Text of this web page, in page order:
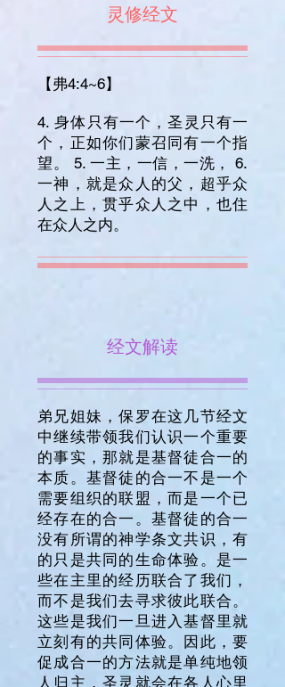
灵修经文
【弗4:4~6】
4. 身体只有一个，圣灵只有一
个，正如你们蒙召同有一个指
望。 5. 一主，一信，一洗， 6.
一神，就是众人的父，超乎众
人之上，贯乎众人之中，也住
在众人之内。
经文解读
弟兄姐妹，保罗在这几节经文
中继续带领我们认识一个重要
的事实，那就是基督徒合一的
本质。基督徒的合一不是一个
需要组织的联盟，而是一个已
经存在的合一。基督徒的合一
没有所谓的神学条文共识，有
的只是共同的生命体验。是一
些在主里的经历联合了我们，
而不是我们去寻求彼此联合。
这些是我们一旦进入基督里就
立刻有的共同体验。因此，要
促成合一的方法就是单纯地领
人归主，圣灵就会在各人心里